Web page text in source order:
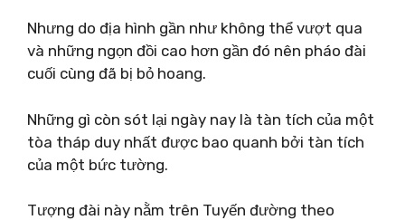
Nhưng do địa hình gần như không thể vượt qua
và những ngọn đồi cao hơn gần đó nên pháo đài
cuối cùng đã bị bỏ hoang.
Những gì còn sót lại ngày nay là tàn tích của một
tòa tháp duy nhất được bao quanh bởi tàn tích
của một bức tường.
Tượng đài này nằm trên Tuyến đường theo